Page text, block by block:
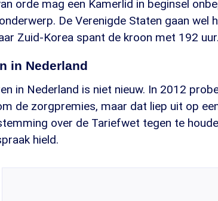
orde mag een Kamerlid in beginsel
De Verenigde Staten gaan wel
Zuid-Korea spant de kroon met 192
in Nederland
in Nederland is niet nieuw. In 2012
de zorgpremies, maar dat liep uit op
over de Tariefwet tegen te
hield.